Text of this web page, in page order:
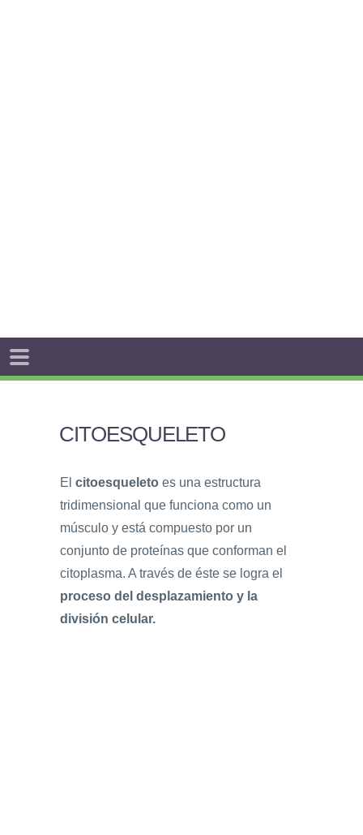
CITOESQUELETO
El citoesqueleto es una estructura
tridimensional que funciona como un
músculo y está compuesto por un
conjunto de proteínas que conforman el
citoplasma. A través de éste se logra el
proceso del desplazamiento y la
división celular.